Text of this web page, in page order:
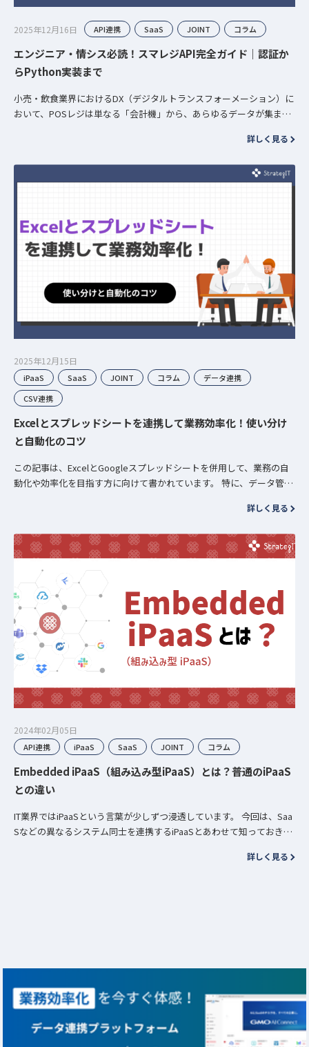
2025年12月16日 API連携 SaaS JOINT コラム
エンジニア・情シス必読！スマレジAPI完全ガイド｜認証か
らPython実装まで
小売・飲食業界におけるDX（デジタルトランスフォーメーション）に
おいて、POSレジは単なる「会計機」から、あらゆるデータが集まる
詳しく見る
2025年12月15日
iPaaS SaaS JOINT コラム
データ連携
CSV連携
Excelとスプレッドシートを連携して業務効率化！使い分け
と自動化のコツ
この記事は、ExcelとGoogleスプレッドシートを併用して、業務の自
動化や効率化を目指す方に向けて書かれています。 特に、データ管理
詳しく見る
2024年02月05日
API連携 iPaaS SaaS JOINT コラム
Embedded iPaaS（組み込み型iPaaS）とは？普通のiPaaS
との違い
IT業界ではiPaaSという言葉が少しずつ浸透しています。 今回は、Saa
Sなどの異なるシステム同士を連携するiPaaSとあわせて知っておきた
詳しく見る